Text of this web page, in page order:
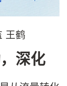
王鹤
， 深化